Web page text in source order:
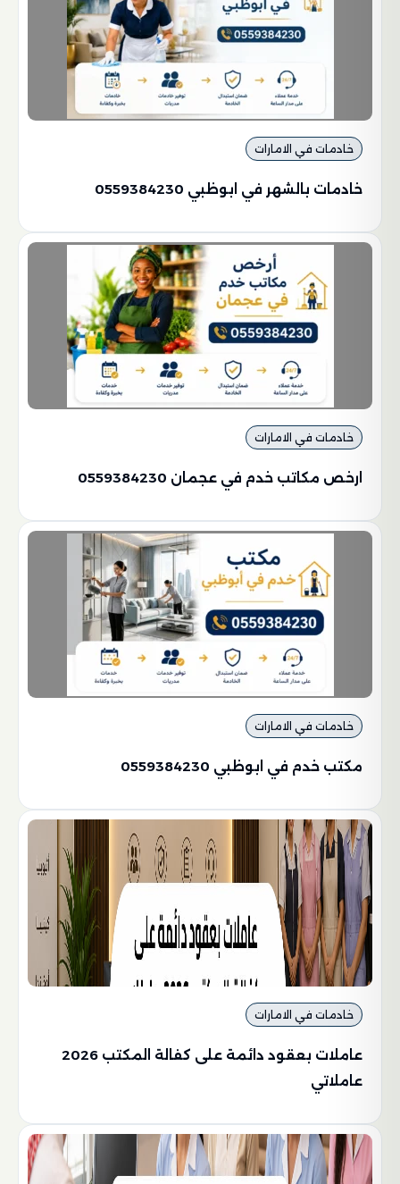
خادمات في الامارات
خادمات بالشهر في ابوظبي 0559384230
خادمات في الامارات
ارخص مكاتب خدم في عجمان 0559384230
خادمات في الامارات
مكتب خدم في ابوظبي 0559384230
خادمات في الامارات
عاملات بعقود دائمة على كفالة المكتب 2026
عاملاتي